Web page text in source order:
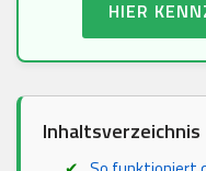
HIER
Inhaltsverzeichnis